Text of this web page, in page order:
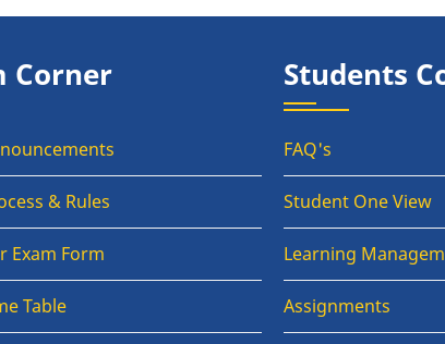
Corner
& Rules
Exam Form
Table
Students
FAQ's
Student One View
Learning
Assignments